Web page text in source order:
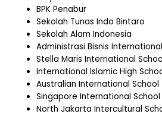
BPK Penabur
Sekolah Tunas Indo Bintaro
Sekolah Alam Indonesia
Administrasi Bisnis International
Stella Maris International
International Islamic High
Australian International School
Singapore International School
North Jakarta Intercultural